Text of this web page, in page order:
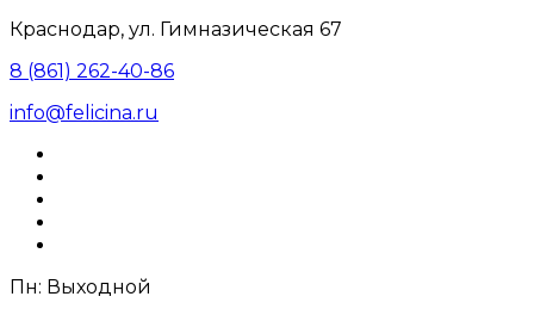
Краснодар, ул. Гимназическая 67
8 (861) 262-40-86
info@felicina.ru
Пн: Выходной